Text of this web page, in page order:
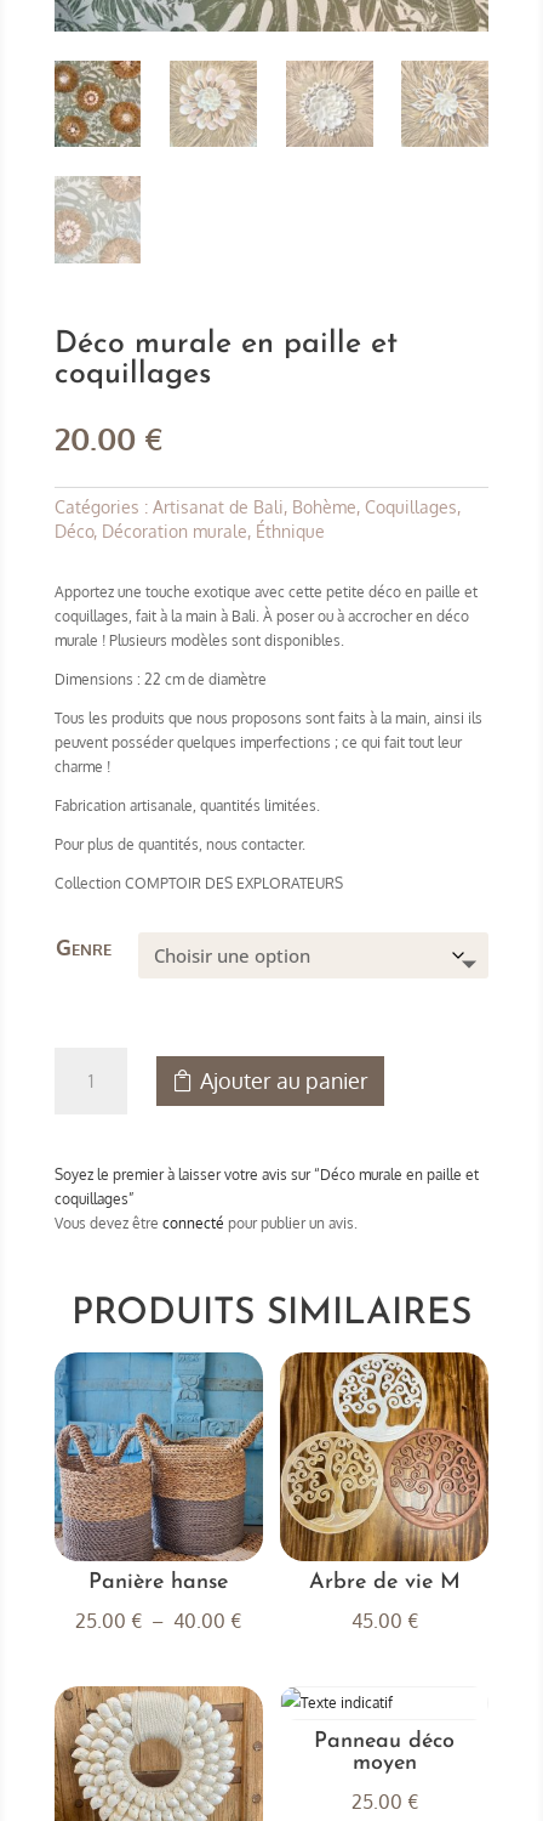
Déco murale en paille et
coquillages
20.00 €
Catégories : Artisanat de Bali, Bohème, Coquillages,
Déco, Décoration murale, Éthnique
Apportez une touche exotique avec cette petite déco en paille et
coquillages, fait à la main à Bali. À poser ou à accrocher en déco
murale ! Plusieurs modèles sont disponibles.
Dimensions : 22 cm de diamètre
Tous les produits que nous proposons sont faits à la main, ainsi ils
peuvent posséder quelques imperfections ; ce qui fait tout leur
charme !
Fabrication artisanale, quantités limitées.
Pour plus de quantités, nous contacter.
Collection COMPTOIR DES EXPLORATEURS
Genre
en
paille
et
Ajouter au panier
Soyez le premier à laisser votre avis sur “Déco murale en paille et
coquillages”
Vous devez être connecté pour publier un avis.
PRODUITS SIMILAIRES
Panière hanse
25.00 € – 40.00 €Plage
prix :
25.00 €
à
40.00 €
Arbre de vie M
45.00 €
Panneau déco
moyen
25.00 €